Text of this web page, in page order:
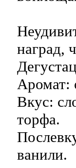
наград,
Аромат:
Вкус:
торфа.
ванили.